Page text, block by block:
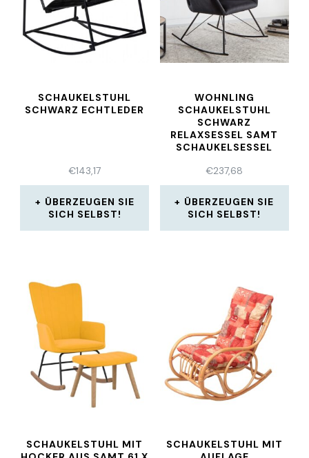
SCHAUKELSTUHL
SCHWARZ ECHTLEDER
€143,17
ÜBERZEUGEN SIE
SICH SELBST!
WOHNLING
SCHAUKELSTUHL
SCHWARZ
RELAXSESSEL SAMT
SCHAUKELSESSEL
€237,68
ÜBERZEUGEN SIE
SICH SELBST!
SCHAUKELSTUHL MIT
SCHAUKELSTUHL MIT